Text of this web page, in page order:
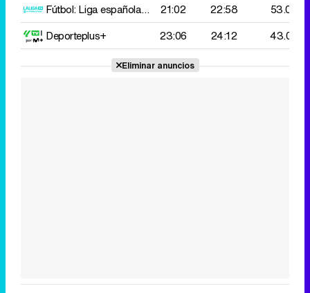
Fútbol: Liga española 2 d
Las Palmas - Cádiz
21:02 22:58
53.000
Deporteplus+
23:06 24:12 43.000
Eliminar anuncios